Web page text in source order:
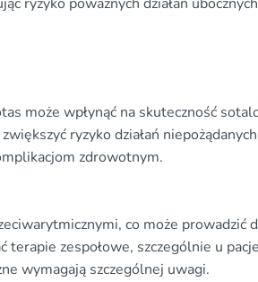
może wpłynąć na skuteczność
ryzyko działań
zdrowotnym.
co może prowadzić
zespołowe, szczególnie u
wymagają szczególnej uwagi.